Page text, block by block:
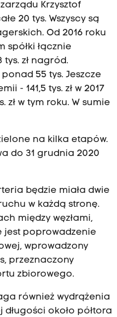
Krzysztof
20 tys. Wszyscy są
Od 2016 roku
spółki łącznie
zł nagród.
55 tys. Jeszcze
- 141,5 tys. zł w 2017
zł w tym roku. W sumie
na kilka etapów.
do 31 grudnia 2020
będzie miała dwie
w każdą stronę.
między węzłami,
jest poprowadzenie
wprowadzony
przeznaczony
zbiorowego.
również wydrążenia
około półtora